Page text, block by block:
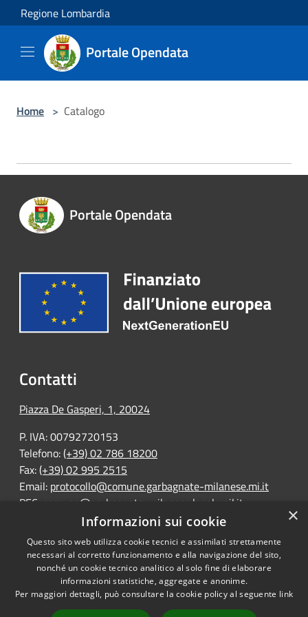
Salta al contenuto principale
Regione Lombardia
Portale Opendata
Home > Catalogo
Portale Opendata
Contatti
Piazza De Gasperi, 1, 20024
P. IVA: 00792720153
Telefono:(+39) 02 786 18200
Fax:(+39) 02 995 2515
Email: protocollo@comune.garbagnate-milanese.mi.it
PEC: comune@garbagnate-milanese.legalmail.it
Accessibilità
Copyright © 2026 • Portale
Opendata • Powered by
×
Informazioni sui cookie
Questo sito web utilizza cookie tecnici e assimilati strettamente
necessari al corretto funzionamento e alla navigazione del sito,
nonché un cookie tecnico analitico al solo fine di elaborare
informazioni statistiche, aggregate e anonime.
Per maggiori dettagli, può consultare la cookie policy al seguente link